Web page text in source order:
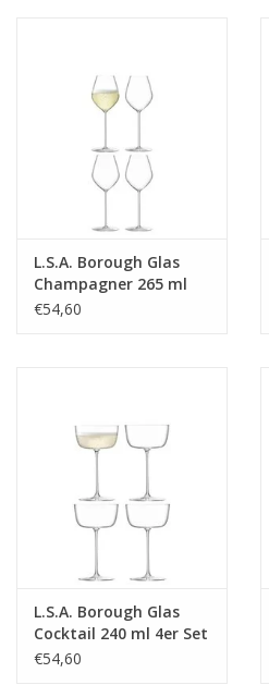
DiameterMM:
HöheMM: 170
L.S.A. Borough Glas
Champagner 265 ml
4er Set
€54,60
L.S.A. Borough Glas
Cocktail 240 ml 4er Set
€54,60